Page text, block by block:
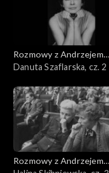
Rozmowy z Andrzejem
Doboszem
Danuta Szaflarska, cz. 2
Rozmowy z Andrzejem